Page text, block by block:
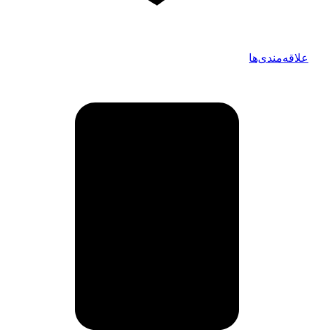
علاقه‌مندی‌ها